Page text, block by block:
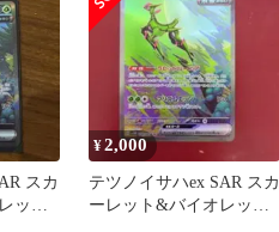
スカ
ット
¥2,000
テツノイサハex SAR スカ
ーレット&バイオレット